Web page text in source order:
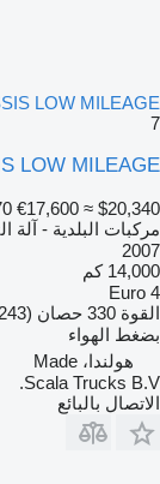
LOW MILEAGE
7
LOW MILEAGE
€17,600 ≈ $20,340
مركبات البلدية - آلة
2007
14,000 كم
Euro 4
القوة 330 حصان (243 kW)
بضغط الهواء
هولندا، Made
Scala Trucks B.V.
الاتصال بالبائع